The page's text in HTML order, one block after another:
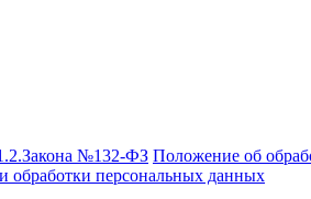
№132-ФЗ Положение об
обработки персональных данных